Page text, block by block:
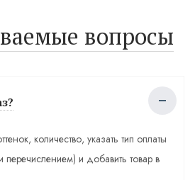
вопросы
количество, указать тип оплаты
и добавить товар в